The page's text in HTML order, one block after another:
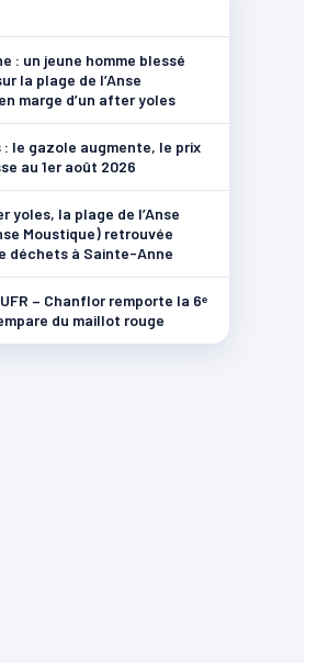
: un jeune homme blessé
la plage de l’Anse
marge d’un after yoles
: le gazole augmente, le prix
au 1er août 2026
yoles, la plage de l’Anse
Moustique) retrouvée
déchets à Sainte-Anne
– Chanflor remporte la 6ᵉ
du maillot rouge